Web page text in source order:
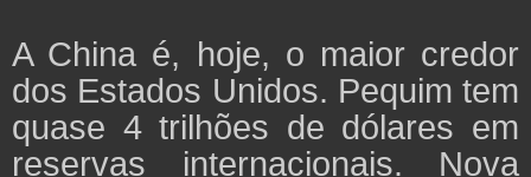
A China é, hoje, o maior credor
dos Estados Unidos. Pequim tem
quase 4 trilhões de dólares em
reservas internacionais. Nova